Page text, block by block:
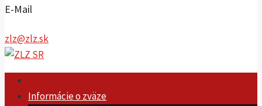
E-Mail
zlz@zlz.sk
Informácie o zväze